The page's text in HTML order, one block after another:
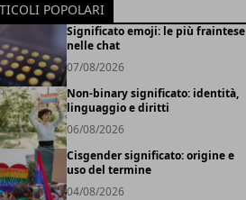
POPOLARI
Significato emoji: le più fraintese
nelle chat
07/08/2026
Non-binary significato: identità,
linguaggio e diritti
06/08/2026
Cisgender significato: origine e
uso del termine
04/08/2026